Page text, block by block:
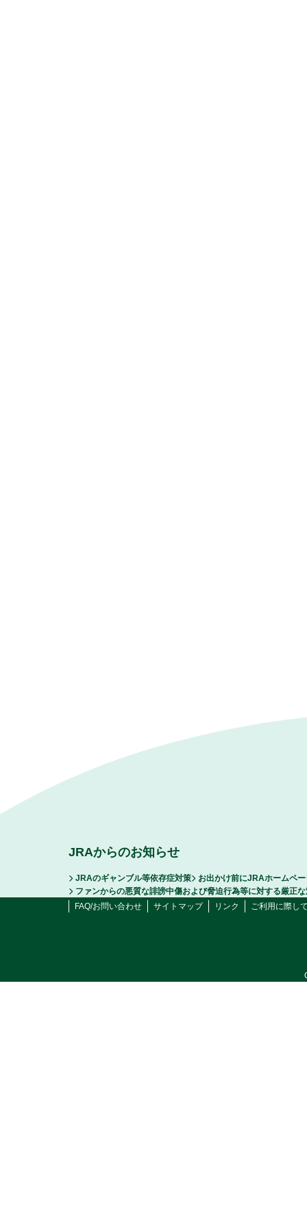
JRAからのお知らせ
JRAのギャンブル等依存症対策
お出かけ前にJRAホームペ
ファンからの悪質な誹謗中傷および脅迫行為等に対する厳正
FAQ/お問い合わせ
サイトマップ リンク ご利用に際し